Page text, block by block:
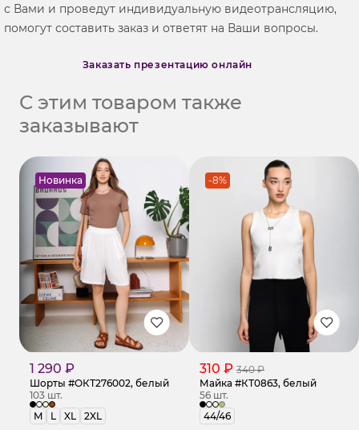
с Вами и проведут индивидуальную видеотрансляцию,
помогут составить заказ и ответят на Ваши вопросы.
Заказать презентацию онлайн
С этим товаром также
заказывают
Новинка
1 290 ₽
Шорты #ОКТ276002, белый
103 шт.
M
L XL 2XL
-8%
310 ₽ 340 ₽
Майка #КТ0863, белый
56 шт.
44/46